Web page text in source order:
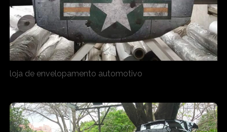
loja de envelopamento automotivo